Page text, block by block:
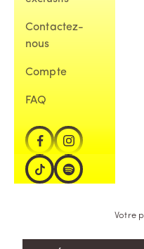
Contactez-
nous
Compte
FAQ
Votre